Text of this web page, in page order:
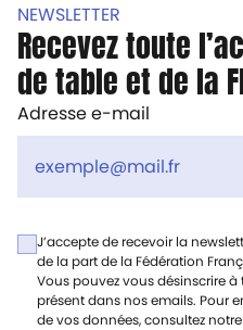
NEWSLETTER
Recevez toute
de table et de la
Adresse e-mail
J’accepte de recevoir la
de la part de la Fédération
Vous pouvez vous désinscrire
présent dans nos emails. Pour
de vos données, consultez notre